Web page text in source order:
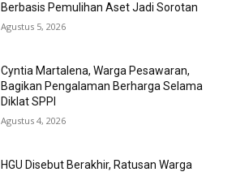
Berbasis Pemulihan Aset Jadi Sorotan
Agustus 5, 2026
Cyntia Martalena, Warga Pesawaran,
Bagikan Pengalaman Berharga Selama
Diklat SPPI
Agustus 4, 2026
HGU Disebut Berakhir, Ratusan Warga